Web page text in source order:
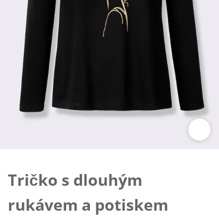
Tričko s dlouhým
rukávem a potiskem